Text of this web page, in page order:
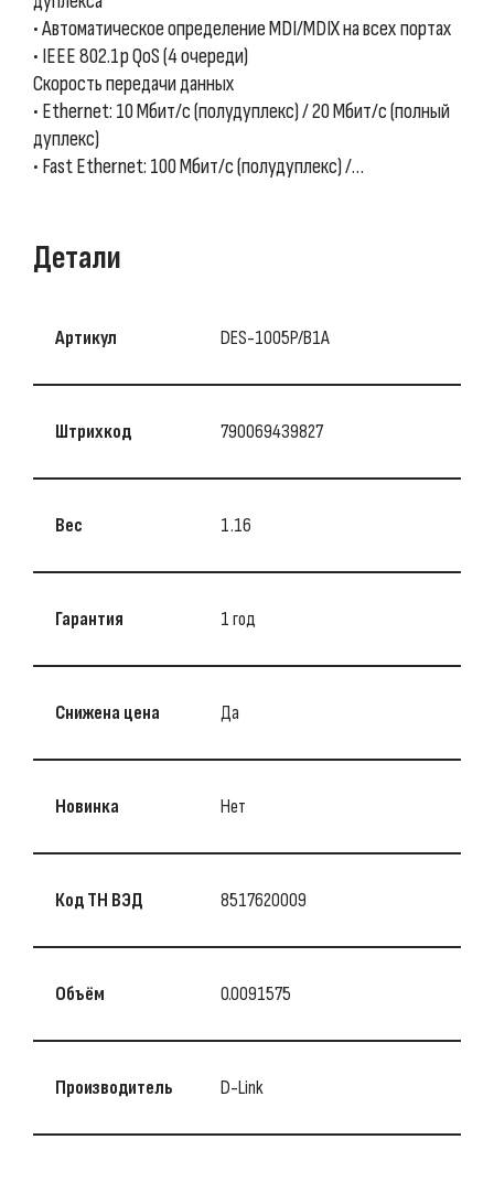
• Автоматическое определение MDI/MDIX на всех портах
• IEEE 802.1p QoS (4 очереди)
Скорость передачи данных
• Ethernet: 10 Мбит/с (полудуплекс) / 20 Мбит/с (полный
дуплекс)
• Fast Ethernet: 100 Мбит/с (полудуплекс) /…
Детали
Артикул DES-1005P/B1A
Штрихкод 790069439827
Вес 1.16
Гарантия 1 год
Снижена цена Да
Новинка Нет
Код ТН ВЭД 8517620009
Объём 0.0091575
Производитель D-Link